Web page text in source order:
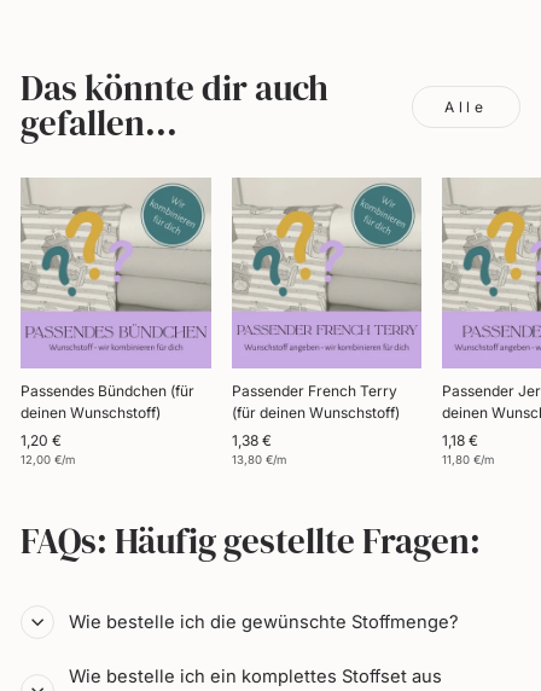
Das könnte dir auch
gefallen... Alle
Passendes Bündchen (für
deinen Wunschstoff)
1,20 €
12,00 €/m
Passender French Terry
(für deinen Wunschstoff)
1,38 €
13,80 €/m
Passender
deinen
1,18 €
11,80 €/m
FAQs: Häufig gestellte Fragen:
Wie bestelle ich die gewünschte Stoffmenge?
Wie bestelle ich ein komplettes Stoffset aus